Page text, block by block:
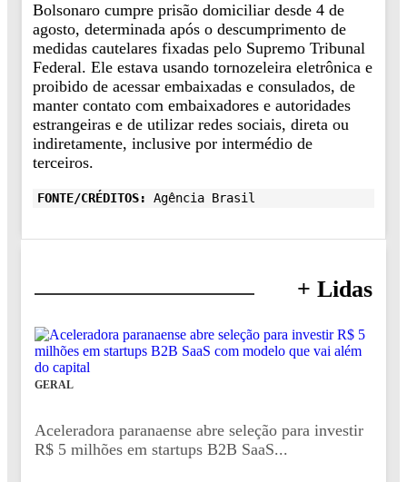
Bolsonaro cumpre prisão domiciliar desde 4 de
agosto, determinada após o descumprimento de
medidas cautelares fixadas pelo Supremo Tribunal
Federal. Ele estava usando tornozeleira eletrônica e
proibido de acessar embaixadas e consulados, de
manter contato com embaixadores e autoridades
estrangeiras e de utilizar redes sociais, direta ou
indiretamente, inclusive por intermédio de
terceiros.
FONTE/CRÉDITOS: Agência Brasil
+ Lidas
GERAL
Aceleradora paranaense abre seleção para investir
R$ 5 milhões em startups B2B SaaS...